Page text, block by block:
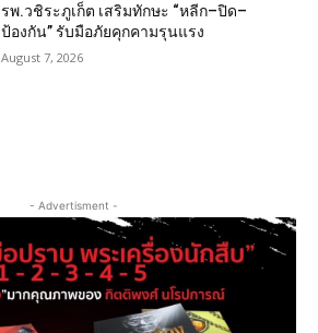
รพ.วชิระภูเก็ต เสริมทักษะ “หลีก–ปิด–
ป้องกัน” รับมือภัยคุกคามรุนแรง
August 7, 2026
- Advertisment -